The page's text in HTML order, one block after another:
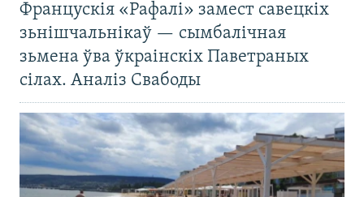
Францускія «Рафалі» замест савецкіх
зьнішчальнікаў — сымбалічная
зьмена ўва ўкраінскіх Паветраных
сілах. Аналіз Свабоды